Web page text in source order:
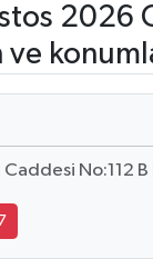
2026
No:112 B